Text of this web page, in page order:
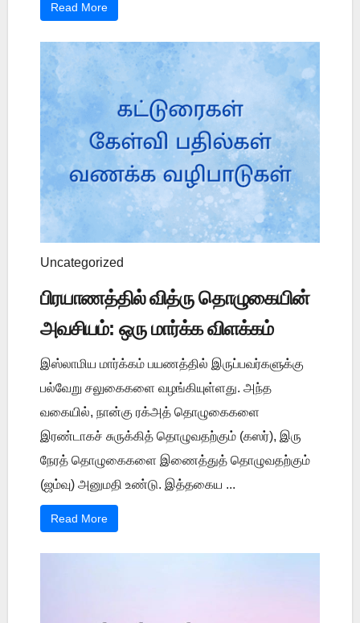
Read More
Uncategorized
பிரயாணத்தில் வித்ரு தொழுகையின்
அவசியம்: ஒரு மார்க்க விளக்கம்
இஸ்லாமிய மார்க்கம் பயணத்தில் இருப்பவர்களுக்கு
பல்வேறு சலுகைகளை வழங்கியுள்ளது. அந்த
வகையில், நான்கு ரக்அத் தொழுகைகளை
இரண்டாகச் சுருக்கித் தொழுவதற்கும் (கஸர்), இரு
நேரத் தொழுகைகளை இணைத்துத் தொழுவதற்கும்
(ஜம்வு) அனுமதி உண்டு. இத்தகைய ...
Read More